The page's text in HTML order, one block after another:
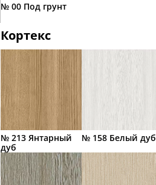
№ 00 Под грунт
Кортекс
№ 213 Янтарный
дуб
№ 158 Белый дуб